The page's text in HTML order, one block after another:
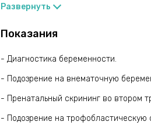
Развернуть
Показания
- Диагностика беременности.
- Подозрение на внематочную
- Пренатальный скрининг во втором
- Подозрение на трофобластическую